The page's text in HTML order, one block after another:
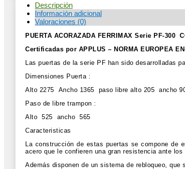
Descripción
Información adicional
Valoraciones (0)
PUERTA ACORAZADA FERRIMAX Serie PF-300
Certificadas por APPLUS – NORMA EUROPEA
Las puertas de la serie PF han sido desarrolladas
Dimensiones Puerta :
Alto 2275
Ancho 1365 paso libre alto 205 ancho
Paso de libre trampon :
Alto 525 ancho 565
Caracteristicas
La construcción de estas puertas se compone de
acero que le confieren una gran resistencia ante
Además disponen de un sistema de rebloqueo,